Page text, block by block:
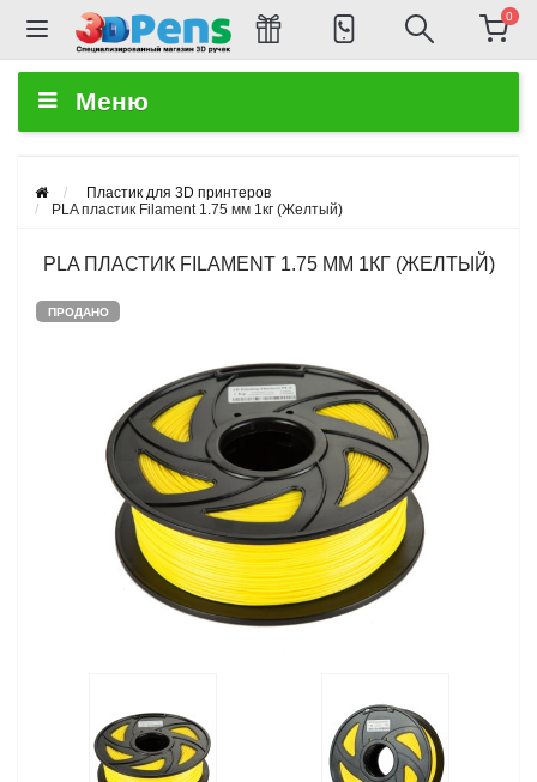
0
Меню
Пластик для 3D принтеров
PLA пластик Filament 1.75 мм 1кг (Желтый)
PLA ПЛАСТИК FILAMENT 1.75 ММ 1КГ (ЖЕЛТЫЙ)
ПРОДАНО